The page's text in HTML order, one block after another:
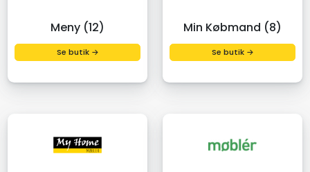
Meny (12)
Se butik →
Min Købmand (8)
Se butik →